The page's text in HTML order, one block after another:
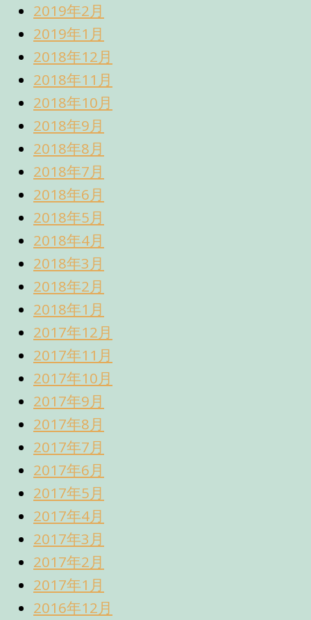
2019年2月
2019年1月
2018年12月
2018年11月
2018年10月
2018年9月
2018年8月
2018年7月
2018年6月
2018年5月
2018年4月
2018年3月
2018年2月
2018年1月
2017年12月
2017年11月
2017年10月
2017年9月
2017年8月
2017年7月
2017年6月
2017年5月
2017年4月
2017年3月
2017年2月
2017年1月
2016年12月